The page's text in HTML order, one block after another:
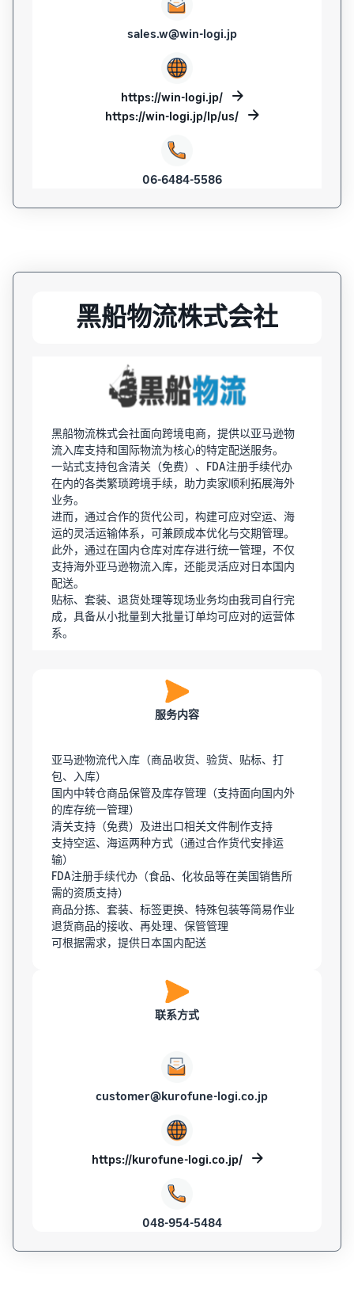
sales.w@win-logi.jp
https://win-logi.jp/
https://win-logi.jp/lp/us/
06-6484-5586
黑船物流株式会社
黑船物流株式会社面向跨境电商，提供以亚马逊物
流入库支持和国际物流为核心的特定配送服务。
一站式支持包含清关（免费）、FDA注册手续代办
在内的各类繁琐跨境手续，助力卖家顺利拓展海外
业务。
进而，通过合作的货代公司，构建可应对空运、海
运的灵活运输体系，可兼顾成本优化与交期管理。
此外，通过在国内仓库对库存进行统一管理，不仅
支持海外亚马逊物流入库，还能灵活应对日本国内
配送。
贴标、套装、退货处理等现场业务均由我司自行完
成，具备从小批量到大批量订单均可应对的运营体
系。
服务内容
亚马逊物流代入库（商品收货、验货、贴标、打
包、入库）
国内中转仓商品保管及库存管理（支持面向国内外
的库存统一管理）
清关支持（免费）及进出口相关文件制作支持
支持空运、海运两种方式（通过合作货代安排运
输）
FDA注册手续代办（食品、化妆品等在美国销售所
需的资质支持）
商品分拣、套装、标签更换、特殊包装等简易作业
退货商品的接收、再处理、保管管理
可根据需求，提供日本国内配送
联系方式
customer@kurofune-logi.co.jp
https://kurofune-logi.co.jp/
048-954-5484